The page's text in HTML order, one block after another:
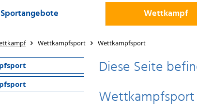
Sportangebote Wettkampf
Wettkampfsport Wettkampfsport
Diese Seite
Wettkampfsport